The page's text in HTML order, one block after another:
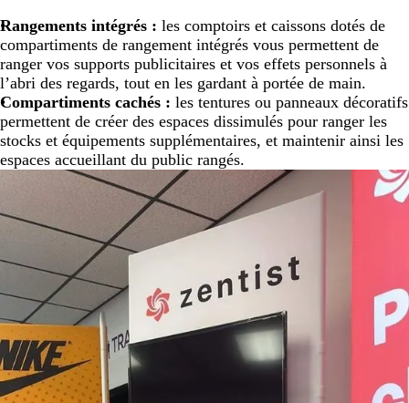
Rangements intégrés : les comptoirs et caissons dotés de
compartiments de rangement intégrés vous permettent de
ranger vos supports publicitaires et vos effets personnels à
l’abri des regards, tout en les gardant à portée de main.
Compartiments cachés : les tentures ou panneaux décoratifs
permettent de créer des espaces dissimulés pour ranger les
stocks et équipements supplémentaires, et maintenir ainsi les
espaces accueillant du public rangés.